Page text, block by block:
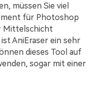
müssen Sie viel
für Photoshop
Mittelschicht
AniEraser ein sehr
dieses Tool auf
sogar mit einer